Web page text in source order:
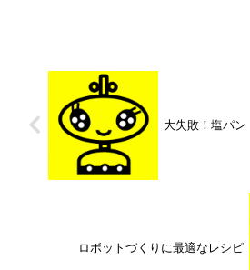
大失敗！塩パン
ロボットづくりに最適なレシピ